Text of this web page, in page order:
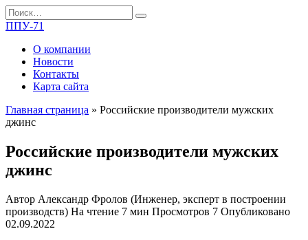
Перейти
к
Search
for:
ППУ-71
О компании
Новости
Контакты
Карта сайта
Главная страница » Российские производители мужских
джинс
Российские производители мужских
джинс
Автор Александр Фролов (Инженер, эксперт в построении
производств) На чтение 7 мин Просмотров 7 Опубликовано
02.09.2022